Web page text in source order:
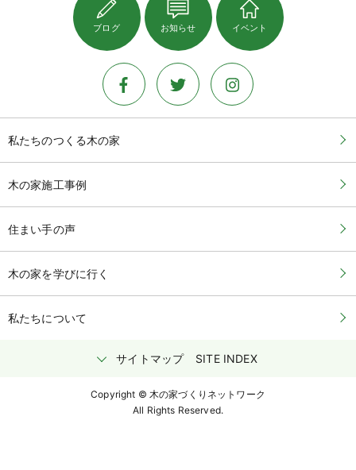
ブログ お知らせ イベント
私たちのつくる木の家
木の家施工事例
住まい手の声
木の家を学びに行く
私たちについて
サイトマップ SITE INDEX
Copyright © 木の家づくりネットワーク
All Rights Reserved.